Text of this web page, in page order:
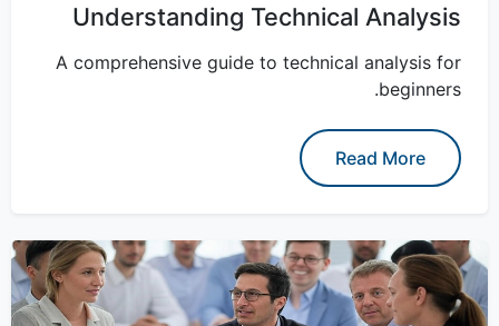
Understanding Technical Analysis
A comprehensive guide to technical analysis for
beginners.
Read More